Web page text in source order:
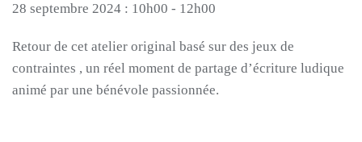
28 septembre 2024 : 10h00 - 12h00
Retour de cet atelier original basé sur des jeux de
contraintes , un réel moment de partage d’écriture ludique
animé par une bénévole passionnée.